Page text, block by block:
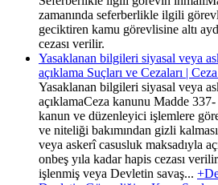
zamanında seferberlikle ilgili
geciktiren kamu görevlisine altı
cezası verilir.
Yasaklanan bilgileri siyasal veya
açıklama Suçları ve Cezaları |
Yasaklanan bilgileri siyasal veya
açıklamaCeza kanunu Madde
kanun ve düzenleyici işlemlere göre
ve niteliği bakımından gizli
veya askerî casusluk maksadıyla
onbeş yıla kadar hapis cezası
işlenmiş veya Devletin savaş...